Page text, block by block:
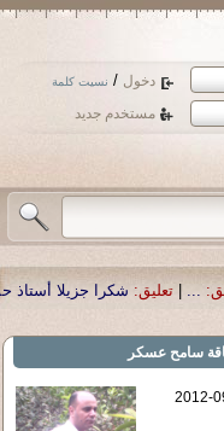
دخول / نسيت كلمة
مستخدم جديد
الحمد .أكرمكم الله . |تعليق:
سامح عسكر
2012-